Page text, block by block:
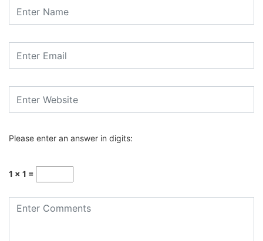
Please enter an answer in digits:
1 × 1 =